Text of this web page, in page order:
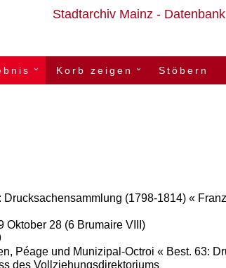
Stadtarchiv Mainz - Datenbank
› Korb zeigen › Stöbern
Drucksachensammlung (1798-1814) «
Oktober 28 (6 Brumaire VIII)
Péage und Munizipal-Octroi « Best. 63:
des Vollziehungsdirektoriums